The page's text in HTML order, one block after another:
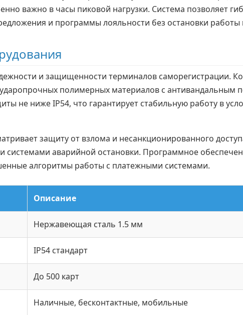
важно в часы пиковой нагрузки. Система позволяет
и программы лояльности без остановки работы
и защищенности терминалов саморегистрации.
полимерных материалов с антивандальным
не ниже IP54, что гарантирует стабильную работу в
защиту от взлома и несанкционированного
системами аварийной остановки. Программное
алгоритмы работы с платежными системами.
Описание
Нержавеющая сталь 1.5 мм
IP54 стандарт
До 500 карт
Наличные, бесконтактные, мобильные